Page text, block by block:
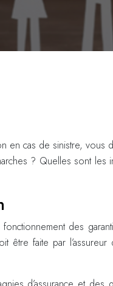
en cas de sinistre,
? Quelles sont
des
être faite par